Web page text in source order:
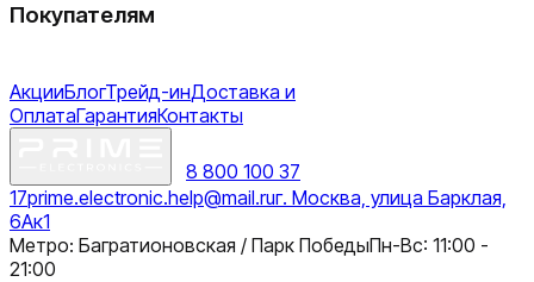
Покупателям
АкцииБлогТрейд-инДоставка и
ОплатаГарантияКонтакты
8 800 100 37
17prime.electronic.help@mail.ruг. Москва, улица Барклая,
6Ак1
Метро: Багратионовская / Парк ПобедыПн-Вс: 11:00 -
21:00